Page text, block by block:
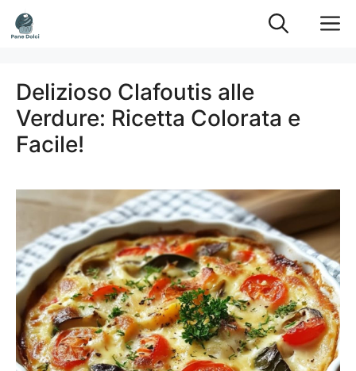
Vai
al
Delizioso Clafoutis alle
Verdure: Ricetta Colorata e
Facile!